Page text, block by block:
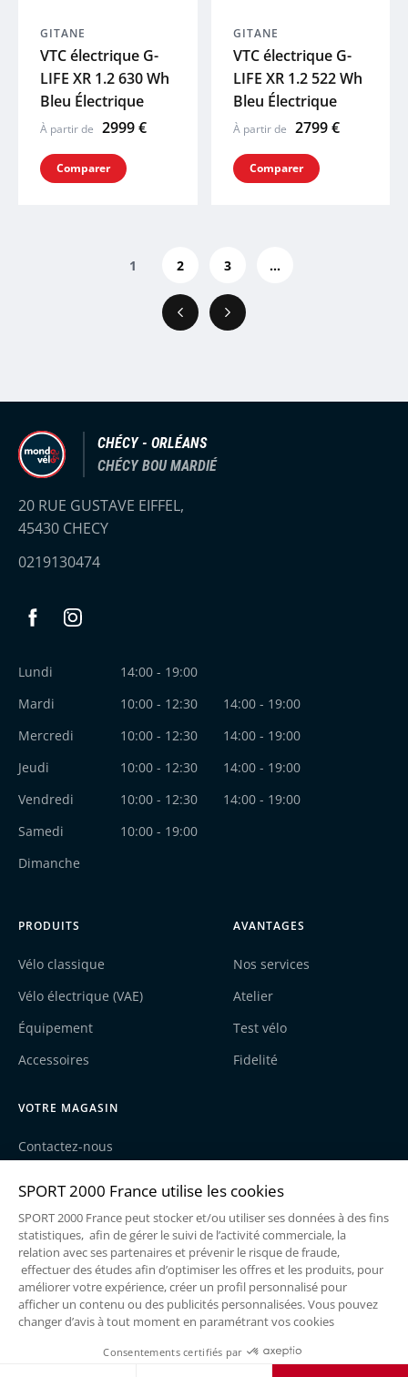
GITANE
VTC électrique G-
LIFE XR 1.2 630 Wh
Bleu Électrique
À partir de 2999 €
Comparer
GITANE
VTC électrique G-
LIFE XR 1.2 522 Wh
Bleu Électrique
À partir de 2799 €
Comparer
Précédent
1 2 3 ...
Suivant
CHÉCY - ORLÉANS
CHÉCY BOU MARDIÉ
20 RUE GUSTAVE EIFFEL,
45430 CHECY
0219130474
Lundi
14:00 - 19:00
Mardi
10:00 - 12:30
14:00 - 19:00
Mercredi
10:00 - 12:30
14:00 - 19:00
Jeudi
10:00 - 12:30
14:00 - 19:00
Vendredi
10:00 - 12:30
14:00 - 19:00
Samedi
10:00 - 19:00
Dimanche
PRODUITS
Vélo classique
Vélo électrique (VAE)
Équipement
Accessoires
AVANTAGES
Nos services
Atelier
Test vélo
Fidelité
VOTRE MAGASIN
Contactez-nous
Recrutement
Une enseigne du groupe Sport2000
Mentions légales
Politique de cookies
Conditions générales de vente